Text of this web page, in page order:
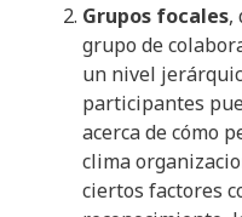
Grupos focales,
grupo de
un nivel
participantes
acerca de cómo
clima
ciertos factores